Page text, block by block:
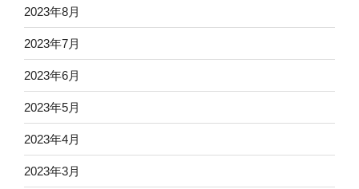
2023年8月
2023年7月
2023年6月
2023年5月
2023年4月
2023年3月